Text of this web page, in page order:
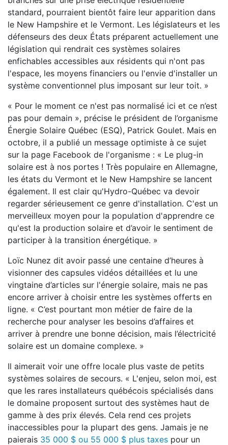
standard, pourraient bientôt faire leur apparition dans
le New Hampshire et le Vermont. Les législateurs et les
défenseurs des deux États préparent actuellement une
législation qui rendrait ces systèmes solaires
enfichables accessibles aux résidents qui n'ont pas
l'espace, les moyens financiers ou l'envie d'installer un
système conventionnel plus imposant sur leur toit. »
« Pour le moment ce n'est pas normalisé ici et ce n’est
pas pour demain », précise le président de l’organisme
Énergie Solaire Québec (ESQ), Patrick Goulet. Mais en
octobre, il a publié un message optimiste à ce sujet
sur la page Facebook de l'organisme : « Le plug-in
solaire est à nos portes ! Très populaire en Allemagne,
les états du Vermont et le New Hampshire se lancent
également. Il est clair qu'Hydro-Québec va devoir
regarder sérieusement ce genre d'installation. C'est un
merveilleux moyen pour la population d'apprendre ce
qu'est la production solaire et d’avoir le sentiment de
participer à la transition énergétique. »
Loïc Nunez dit avoir passé une centaine d’heures à
visionner des capsules vidéos détaillées et lu une
vingtaine d’articles sur l'énergie solaire, mais ne pas
encore arriver à choisir entre les systèmes offerts en
ligne. « C’est pourtant mon métier de faire de la
recherche pour analyser les besoins d’affaires et
arriver à prendre une bonne décision, mais l’électricité
solaire est un domaine complexe. »
Il aimerait voir une offre locale plus vaste de petits
systèmes solaires de secours. « L'enjeu, selon moi, est
que les rares installateurs québécois spécialisés dans
le domaine proposent surtout des systèmes haut de
gamme à des prix élevés. Cela rend ces projets
inaccessibles pour la plupart des gens. Jamais je ne
paierais 35 000 $ ou 55 000 $ plus taxes pour un